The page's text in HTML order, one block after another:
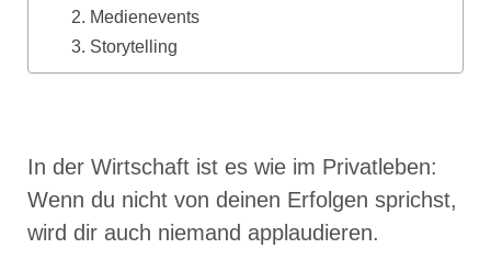
2. Medienevents
3. Storytelling
In der Wirtschaft ist es wie im Privatleben:
Wenn du nicht von deinen Erfolgen sprichst,
wird dir auch niemand applaudieren.